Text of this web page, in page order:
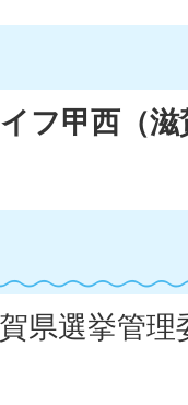
フ甲西（
県選挙管